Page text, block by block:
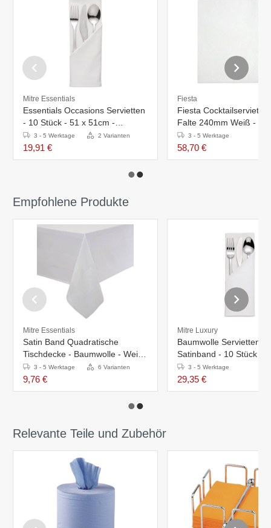
Mitre Essentials
Essentials Occasions Servietten
- 10 Stück - 51 x 51cm -
Polyester - Erhältlich in 3
Farben
3 - 5 Werktage 2 Varianten
19,91 €
Fiesta
Fiesta
Falte 240mm Weiß -
3 - 5 Werktage
58,70 €
Empfohlene Produkte
Mitre Essentials
Satin Band Quadratische
Tischdecke - Baumwolle - Weiß
- Erhältlich in 10 Größen
3 - 5 Werktage 6 Varianten
9,76 €
Mitre Luxury
Baumwolle Servietten -
Satinband - 10 Stück -
- Weiß3 - 5 Werktage
29,35 €
Relevante Teile und Zubehör